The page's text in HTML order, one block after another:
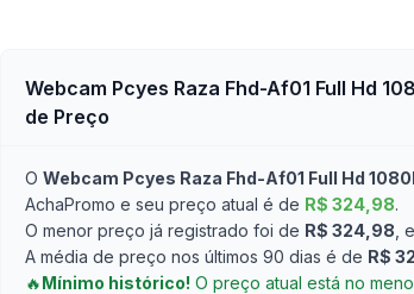
Webcam Pcyes Raza Fhd-Af01 Full Hd
de Preço
O Webcam Pcyes Raza Fhd-Af01 Full Hd
AchaPromo e seu preço atual é de R$ 324,98.
O menor preço já registrado foi de R$ 324,98 ,
A média de preço nos últimos 90 dias é de R$
🔥Mínimo histórico! O preço atual está no